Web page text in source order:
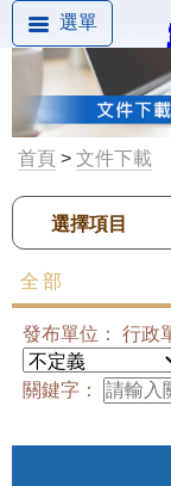
選單
首頁 > 文件下載
選擇項目
全部
發布單位： 行政
關鍵字：